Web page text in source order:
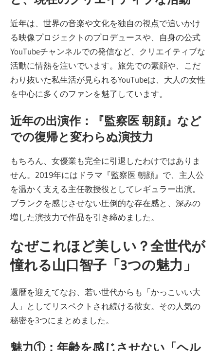
近年は、世界の音楽や文化を独自の視点で追いかけ
る映像プロジェクトのプロデュースや、自身の公式
YouTubeチャンネルでの発信など、クリエイティブな
活動に情熱を注いでいます。旅先での素顔や、こだ
わり抜いた私生活が見られるYouTubeは、大人の女性
を中心に多くのファンを魅了しています。
近年の出演作：『監察医 朝顔』など
での復帰と変わらぬ演技力
もちろん、女優業も完全に引退したわけではありま
せん。2019年にはドラマ『監察医 朝顔』で、主人公
を温かく支える主任教授役としてレギュラー出演。
ブランクを感じさせない圧倒的な存在感と、深みの
増した演技力で作品を引き締めました。
なぜこれほど美しい？全世代が
憧れる山口智子「3つの魅力」
還暦を迎えてなお、若い世代からも「かっこいい大
人」としてリスペクトされ続ける彼女。その人気の
秘密を3つにまとめました。
魅力①：年齢を感じさせない「ヘル